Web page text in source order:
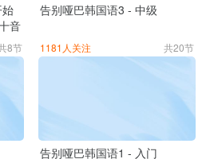
音
8节
告别哑巴韩国语3 - 中级
1181人关注 共20节
告别哑巴韩国语1 - 入门